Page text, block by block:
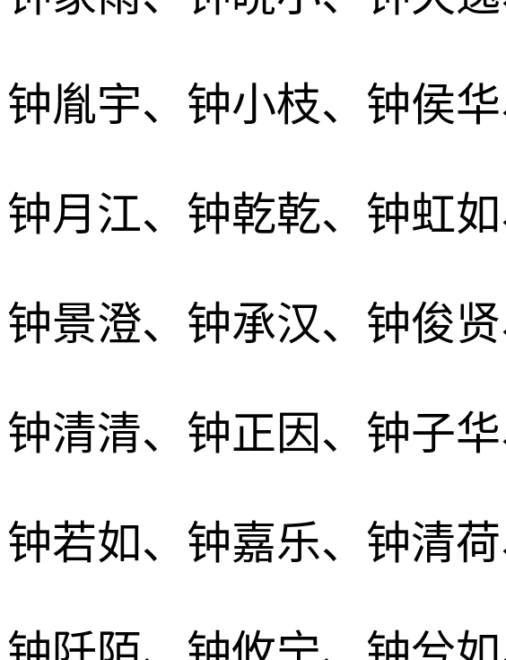
钟胤宇、钟小枝、钟侯
钟月江、钟乾乾、钟虹
钟景澄、钟承汉、钟俊
钟清清、钟正因、钟子
钟若如、钟嘉乐、钟清